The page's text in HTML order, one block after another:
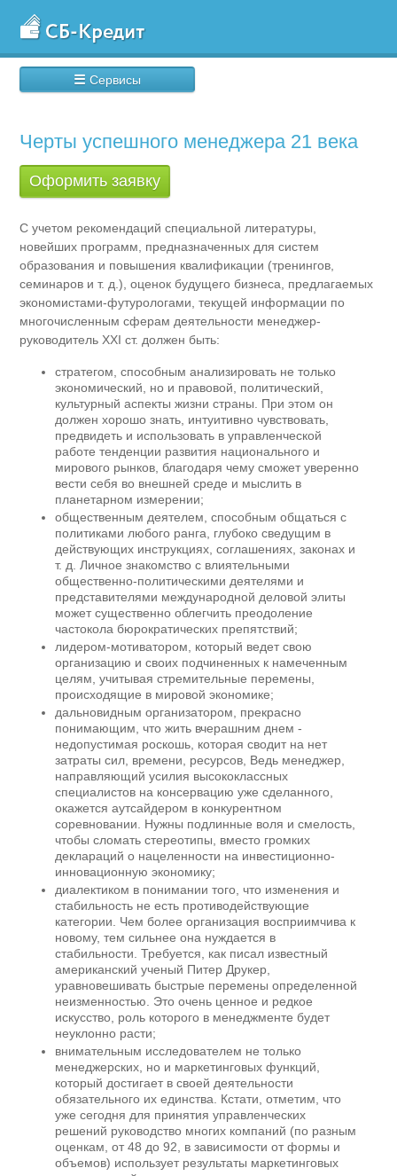
☰ Сервисы
Черты успешного менеджера 21 века
Оформить заявку
С учетом рекомендаций специальной литературы,
новейших программ, предназначенных для систем
образования и повышения квалификации (тренингов,
семинаров и т. д.), оценок будущего бизнеса, предлагаемых
экономистами-футурологами, текущей информации по
многочисленным сферам деятельности менеджер-
руководитель XXI ст. должен быть:
стратегом, способным анализировать не только
экономический, но и правовой, политический,
культурный аспекты жизни страны. При этом он
должен хорошо знать, интуитивно чувствовать,
предвидеть и использовать в управленческой
работе тенденции развития национального и
мирового рынков, благодаря чему сможет уверенно
вести себя во внешней среде и мыслить в
планетарном измерении;
общественным деятелем, способным общаться с
политиками любого ранга, глубоко сведущим в
действующих инструкциях, соглашениях, законах и
т. д. Личное знакомство с влиятельными
общественно-политическими деятелями и
представителями международной деловой элиты
может существенно облегчить преодоление
частокола бюрократических препятствий;
лидером-мотиватором, который ведет свою
организацию и своих подчиненных к намеченным
целям, учитывая стремительные перемены,
происходящие в мировой экономике;
дальновидным организатором, прекрасно
понимающим, что жить вчерашним днем -
недопустимая роскошь, которая сводит на нет
затраты сил, времени, ресурсов, Ведь менеджер,
направляющий усилия высококлассных
специалистов на консервацию уже сделанного,
окажется аутсайдером в конкурентном
соревновании. Нужны подлинные воля и смелость,
чтобы сломать стереотипы, вместо громких
деклараций о нацеленности на инвестиционно-
инновационную экономику;
диалектиком в понимании того, что изменения и
стабильность не есть противодействующие
категории. Чем более организация восприимчива к
новому, тем сильнее она нуждается в
стабильности. Требуется, как писал известный
американский ученый Питер Друкер,
уравновешивать быстрые перемены определенной
неизменностью. Это очень ценное и редкое
искусство, роль которого в менеджменте будет
неуклонно расти;
внимательным исследователем не только
менеджерских, но и маркетинговых функций,
который достигает в своей деятельности
обязательного их единства. Кстати, отметим, что
уже сегодня для принятия управленческих
решений руководство многих компаний (по разным
оценкам, от 48 до 92, в зависимости от формы и
объемов) использует результаты маркетинговых